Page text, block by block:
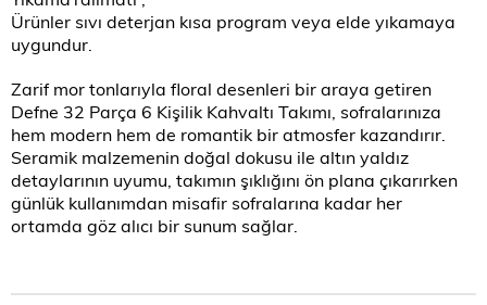
Ürünler sıvı deterjan kısa program veya elde yıkamaya
uygundur.
Zarif mor tonlarıyla floral desenleri bir araya getiren
Defne 32 Parça 6 Kişilik Kahvaltı Takımı, sofralarınıza
hem modern hem de romantik bir atmosfer kazandırır.
Seramik malzemenin doğal dokusu ile altın yaldız
detaylarının uyumu, takımın şıklığını ön plana çıkarırken
günlük kullanımdan misafir sofralarına kadar her
ortamda göz alıcı bir sunum sağlar.